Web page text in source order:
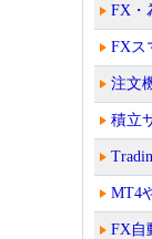
FX・
FXス
注文
積立
MT4
FX自